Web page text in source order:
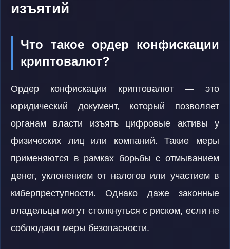
изъятий
Что такое ордер конфискации
криптовалют?
Ордер конфискации криптовалют — это
юридический документ, который позволяет
органам власти изъять цифровые активы у
физических лиц или компаний. Такие меры
применяются в рамках борьбы с отмыванием
денег, уклонением от налогов или участием в
киберпреступности. Однако даже законные
владельцы могут столкнуться с риском, если не
соблюдают меры безопасности.